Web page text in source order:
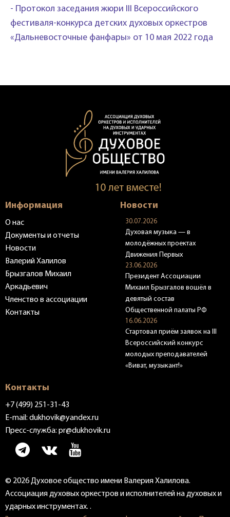
- Протокол заседания жюри III Всероссийского
фестиваля-конкурса детских духовых оркестров
«Дальневосточные фанфары» от 10 мая 2022 года
Информация
О нас
Документы и отчеты
Новости
Валерий Халилов
Брызгалов Михаил
Аркадьевич
Членство в ассоциации
Контакты
Новости
30.07.2026
Духовая музыка — в
молодёжных проектах
Движения Первых
23.06.2026
Президент Ассоциации
Михаил Брызгалов вошёл в
девятый состав
Общественной палаты РФ
16.06.2026
Стартовал приём заявок на III
Всероссийский конкурс
молодых преподавателей
«Виват, музыкант!»
Контакты
+7 (499) 251-31-43
E-mail: dukhovik@yandex.ru
Пресс-служба: pr@dukhovik.ru
© 2026 Духовое общество имени Валерия Халилова.
Ассоциация духовых оркестров и исполнителей на духовых и
ударных инструментах. .